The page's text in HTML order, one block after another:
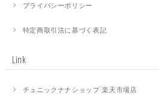
プライバシーポリシー
特定商取引法に基づく表記
Link
チュニックナナショップ 楽天市場店